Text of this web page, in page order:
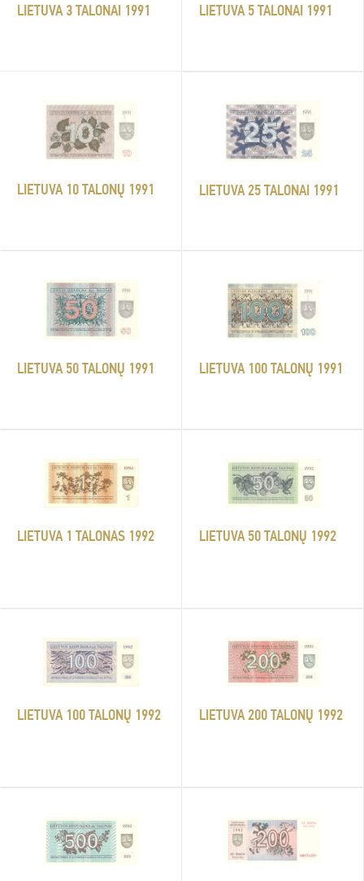
LIETUVA 3 TALONAI 1991 LIETUVA 5 TALONAI 1991
LIETUVA 10 TALONŲ 1991 LIETUVA 25 TALONAI 1991
LIETUVA 50 TALONŲ 1991 LIETUVA 100 TALONŲ 1991
LIETUVA 1 TALONAS 1992 LIETUVA 50 TALONŲ 1992
LIETUVA 100 TALONŲ 1992 LIETUVA 200 TALONŲ 1992